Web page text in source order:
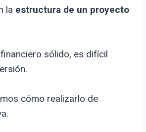
la estructura de un proyecto
sólido, es difícil
cómo realizarlo de